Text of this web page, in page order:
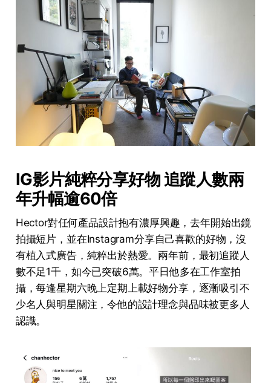
IG影片純粹分享好物 追蹤人數兩
年升幅逾60倍
Hector對任何產品設計抱有濃厚興趣，去年開始出鏡
拍攝短片，並在Instagram分享自己喜歡的好物，沒
有植入式廣告，純粹出於熱愛。兩年前，最初追蹤人
數不足1千，如今已突破6萬。平日他多在工作室拍
攝，每逢星期六晚上定期上載好物分享，逐漸吸引不
少名人與明星關注，令他的設計理念與品味被更多人
認識。